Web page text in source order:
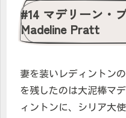
#14 マデリーン・
Madeline Pratt
妻を装いレディントン
を残したのは大泥棒マ
ィントンに、シリア大